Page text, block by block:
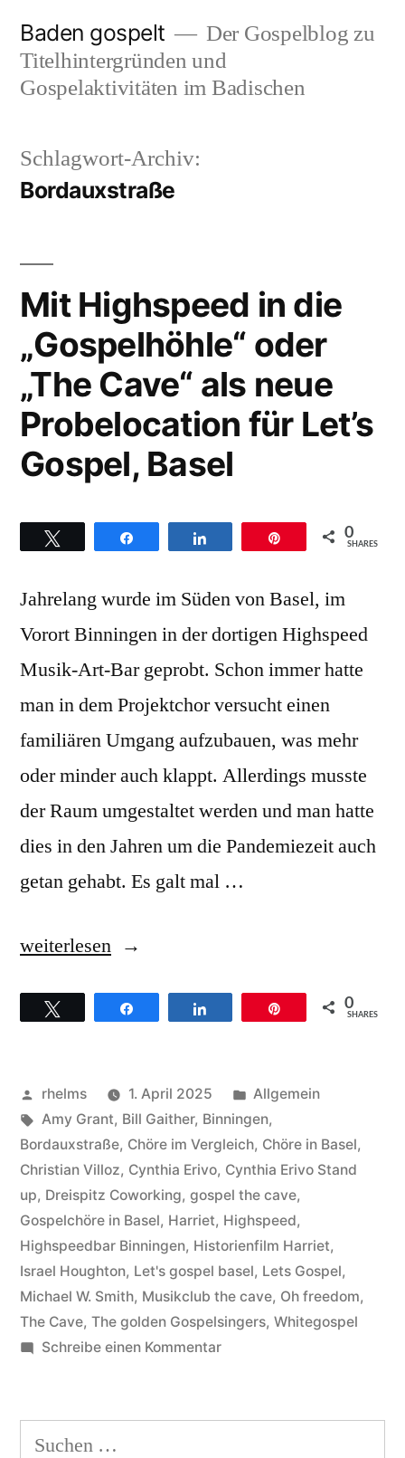
Inhalt
springen
Baden gospelt
Der Gospelblog zu
Titelhintergründen und
Gospelaktivitäten im Badischen
Schlagwort-Archiv:
Bordauxstraße
Mit Highspeed in die
„Gospelhöhle“ oder
„The Cave“ als neue
Probelocation für Let’s
Gospel, Basel
0
SHARES
Jahrelang wurde im Süden von Basel, im
Vorort Binningen in der dortigen Highspeed
Musik-Art-Bar geprobt. Schon immer hatte
man in dem Projektchor versucht einen
familiären Umgang aufzubauen, was mehr
oder minder auch klappt. Allerdings musste
der Raum umgestaltet werden und man hatte
dies in den Jahren um die Pandemiezeit auch
getan gehabt. Es galt mal …
„Mit
in
„Gospelhöhle“
oder
„The
Cave“
als
neue
Probelocation
für
Basel“
weiterlesen
0
SHARES
Veröffentlicht
von
rhelms 1. April 2025
Veröffentlicht
unter
Allgemein
Schlagwörter:
Amy Grant, Bill Gaither, Binningen,
Bordauxstraße, Chöre im Vergleich, Chöre in Basel,
Christian Villoz, Cynthia Erivo, Cynthia Erivo Stand
up, Dreispitz Coworking, gospel the cave,
Gospelchöre in Basel, Harriet, Highspeed,
Highspeedbar Binningen, Historienfilm Harriet,
Israel Houghton, Let's gospel basel, Lets Gospel,
Michael W. Smith, Musikclub the cave, Oh freedom,
The Cave, The golden Gospelsingers, Whitegospel
Schreibe einen Kommentarzu
in
Suchen